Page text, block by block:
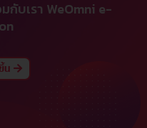
บเรา WeOmni e-
น